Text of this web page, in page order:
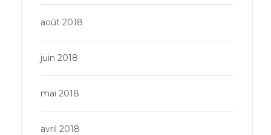
août 2018
juin 2018
mai 2018
avril 2018